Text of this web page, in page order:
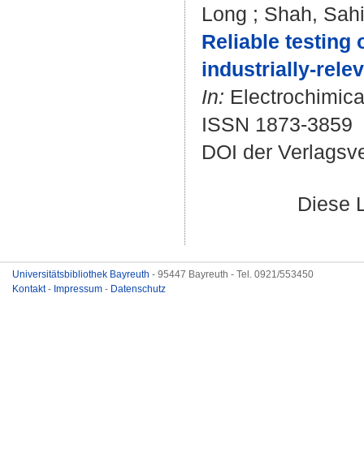
Long ; Shah,
Reliable testing
industrially-
In:
ISSN 1873-3859
DOI der
Diese
Universitätsbibliothek Bayreuth - 95447 Bayreuth - Tel. 0921/553450
Kontakt- Impressum - Datenschutz